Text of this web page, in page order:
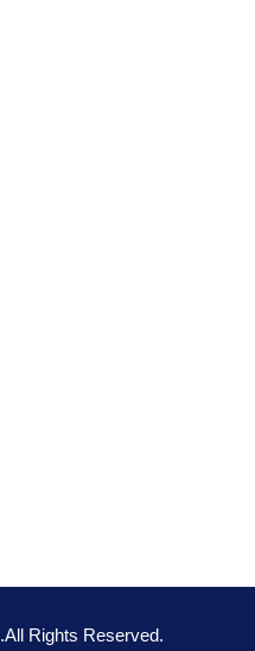
.All Rights Reserved.